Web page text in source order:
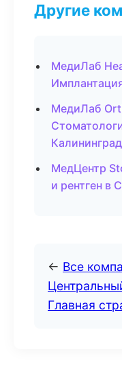
Другие
МедиЛаб
МедиЛаб
Калининград
МедЦентр
и рентген в
← Все
Главная